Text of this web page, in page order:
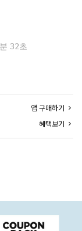
29초
앱 구매하기
혜택보기